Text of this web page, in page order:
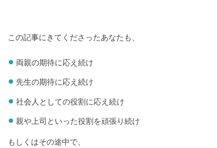
この記事にきてくださったあなたも、
両親の期待に応え続け
先生の期待に応え続け
社会人としての役割に応え続け
親や上司といった役割を頑張り続け
もしくはその途中で、